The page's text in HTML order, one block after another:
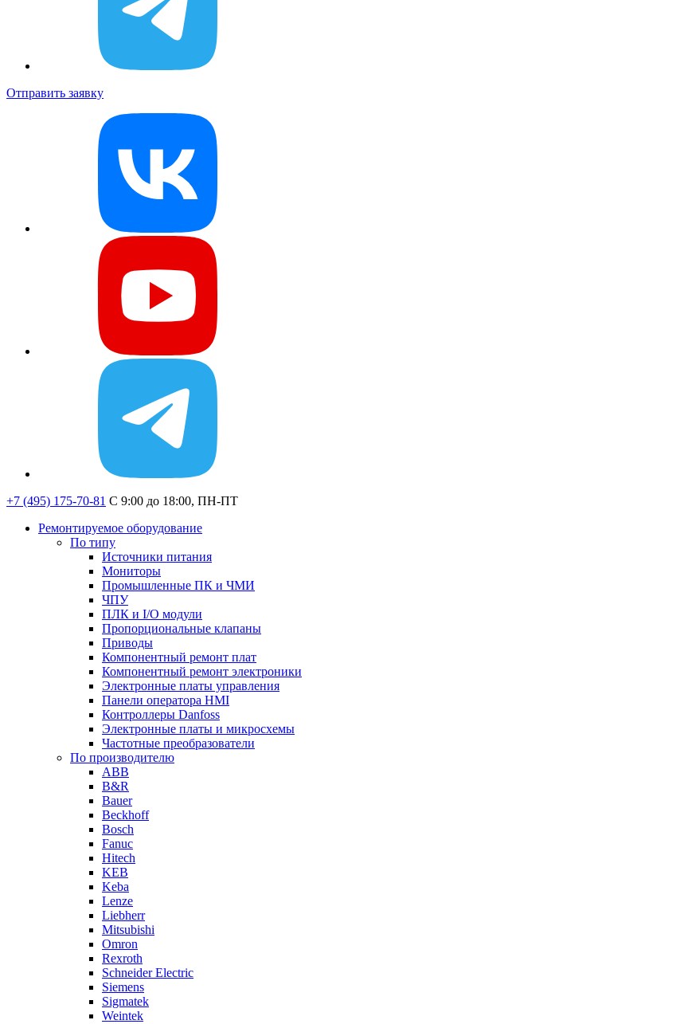
Отправить заявку
+7 (495) 175-70-81 C 9:00 до 18:00, ПН-ПТ
Ремонтируемое оборудование
По типу
Источники питания
Мониторы
Промышленные ПК и ЧМИ
ЧПУ
ПЛК и I/O модули
Пропорциональные клапаны
Приводы
Компонентный ремонт плат
Компонентный ремонт электроники
Электронные платы управления
Панели оператора HMI
Контроллеры Danfoss
Электронные платы и микросхемы
Частотные преобразователи
По производителю
ABB
B&R
Bauer
Beckhoff
Bosch
Fanuc
Hitech
KEB
Keba
Lenze
Liebherr
Mitsubishi
Omron
Rexroth
Schneider Electric
Siemens
Sigmatek
Weintek